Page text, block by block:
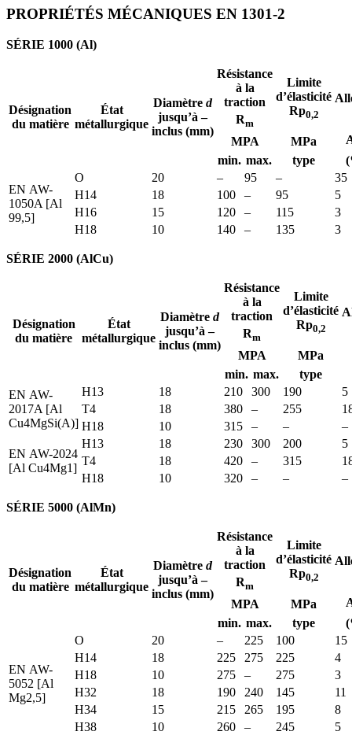
PROPRIÉTÉS MÉCANIQUES EN 1301-2
SÉRIE 1000 (Al)
Désignation
du matière
État
métallurgique
Diamètre d
jusqu’à –
inclus (mm)
Résistance
à la
traction
Limite
d’élasticité
Rp0,2
Rm
MPA MPa
min. max. type
EN AW-
1050A [Al
99,5]
O 20 – 95 –
35
H14
18 100 – 95
5
H16
15 120 – 115
3
H18
10 140 – 135 3
SÉRIE 2000 (AlCu)
Désignation
du matière
État
métallurgique
Diamètre d
jusqu’à –
inclus (mm)
Résistance
à la
traction
Limite
d’élasticité
Rp0,2
Rm
MPA
MPa
min. max.
type
EN AW-
2017A [Al
Cu4MgSi(A)]
H13 18 210 300 190
5
T4
18 380 – 255
H18
10 315 – – –
EN AW-2024
[Al Cu4Mg1]
H13 18 230 300 200
5
T4
18 420 – 315
H18
10 320 – – –
SÉRIE 5000 (AlMn)
Désignation
du matière
État
métallurgique
Diamètre d
jusqu’à –
inclus (mm)
Résistance
à la
traction
Limite
d’élasticité
Rp0,2
Rm
MPA MPa
min. max. type
EN AW-
5052 [Al
Mg2,5]
O 20 – 225 100
15
H14
18 225 275 225
4
H18
10 275 – 275
3
H32
18 190 240 145
11
H34
15 215 265 195
8
H38
10 260 – 245 5